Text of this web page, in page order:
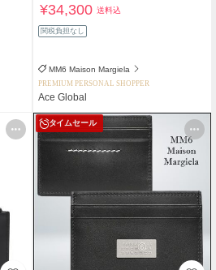
¥34,300送料込
関税負担なし
MM6 Maison Margiela
PREMIUM PERSONAL SHOPPER
Ace Global
タイムセール